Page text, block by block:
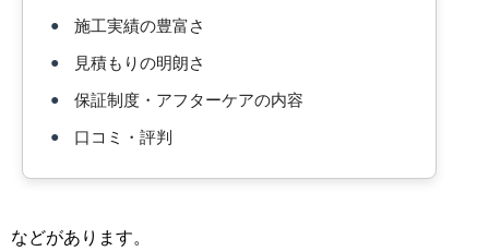
● 施工実績の豊富さ
● 見積もりの明朗さ
● 保証制度・アフターケアの内容
● 口コミ・評判
などがあります。